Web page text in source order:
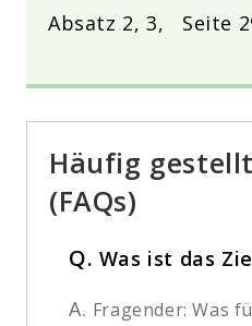
Absatz 2, 3, Seite
Häufig
(FAQs)
Q. Was ist das
A. Fragender: Was